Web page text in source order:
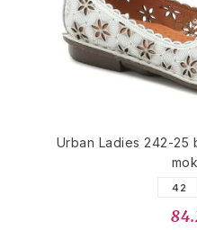
Urban Ladies 242-25
42